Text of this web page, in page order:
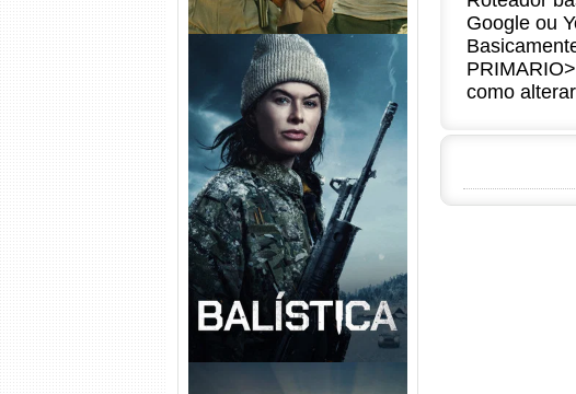
Google ou
como
Balística Torrent (2025) WEB-
DL 1080p Dual Áudio